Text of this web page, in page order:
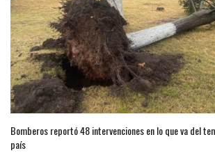
Bomberos reportó 48 intervenciones en lo que va del
país